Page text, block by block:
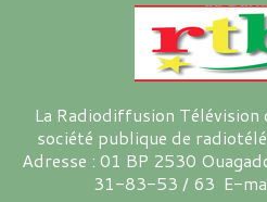
La Radiodiffusion
société publique de
Adresse : 01 BP 2530
31-83-53 / 63 E-